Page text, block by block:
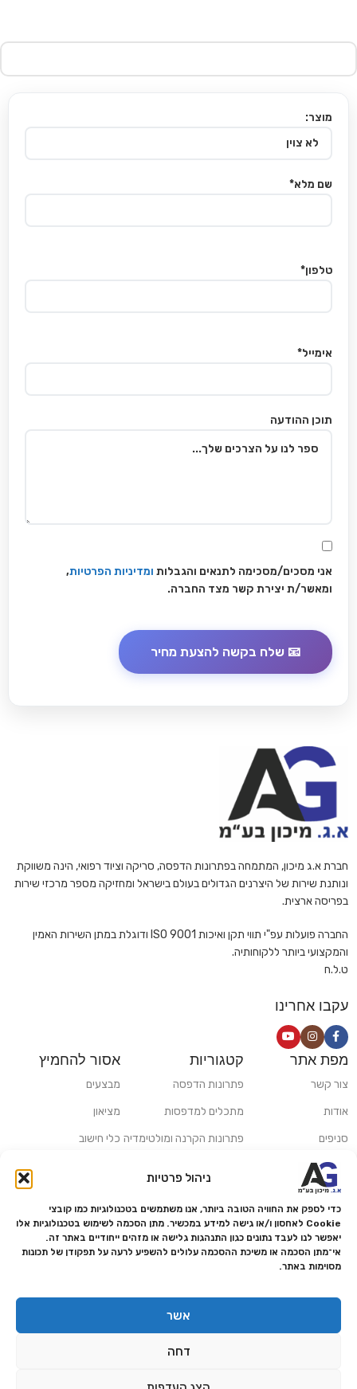
ניהול פרטיות
כדי לספק את החוויה הטובה ביותר, אנו משתמשים בטכנולוגיות כמו קובצי
Cookie לאחסון ו/או גישה למידע במכשיר. מתן הסכמה לשימוש בטכנולוגיות אלו
יאפשר לנו לעבד נתונים כגון התנהגות גלישה או מזהים ייחודיים באתר זה.
אי־מתן הסכמה או משיכת ההסכמה עלולים להשפיע לרעה על תפקודן של תכונות
מסוימות באתר.
אשר
דחה
מוצר:
שם מלא*
טלפון*
אימייל*
תוכן ההודעה
אני מסכים/מסכימה לתנאים והגבלות ומדיניות הפרטיות,
ומאשר/ת יצירת קשר מצד החברה.
חברת א.ג מיכון, המתמחה בפתרונות הדפסה, סריקה וציוד רפואי, הינה משווקת
ונותנת שירות של היצרנים הגדולים בעולם בישראל ומחזיקה מספר מרכזי שירות
בפריסה ארצית.
החברה פועלות עפ"י תווי תקן ואיכות ISO 9001 ודוגלת במתן השירות האמין
והמקצועי ביותר ללקוחותיה.
ט.ל.ח
עקבו אחרינו
מפת אתר
צור קשר
אודות
סניפים
משלוחים ואיסוף עצמי
מדריכים ומאמרים
מותגים
מעבדת תיקונים
הצהרת נגישות
מדיניות פרטיות
מדיניות החזרות והחזרים
קטגוריות
פתרונות הדפסה
מתכלים למדפסות
פתרונות הקרנה ומולטימדיה
פתרונות למגזר הרפואי
אסור להחמיץ
מבצעים
מציאון
כלי חישוב